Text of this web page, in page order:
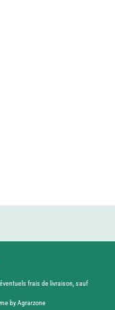
frais de livraison, sauf
by Agrarzone